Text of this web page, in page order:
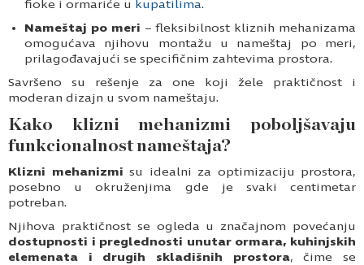
fioke i ormariće u kupatilima.
Nameštaj po meri – fleksibilnost kliznih mehanizama
omogućava njihovu montažu u nameštaj po meri,
prilagođavajući se specifičnim zahtevima prostora.
Savršeno su rešenje za one koji žele praktičnost i
moderan dizajn u svom nameštaju.
Kako klizni mehanizmi poboljšavaju
funkcionalnost nameštaja?
Klizni mehanizmi su idealni za optimizaciju prostora,
posebno u okruženjima gde je svaki centimetar
potreban.
Njihova praktičnost se ogleda u značajnom povećanju
dostupnosti i preglednosti unutar ormara, kuhinjskih
elemenata i drugih skladišnih prostora, čime se